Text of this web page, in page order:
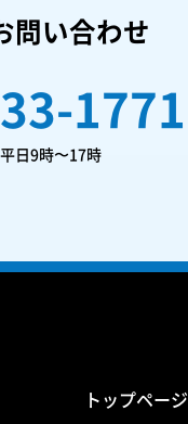
問い合わせ
1771
日9時〜17時
トップページ